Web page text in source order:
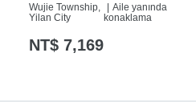
Wujie Township,
Yilan City
Aile yanında
konaklama
NT$ 7,169